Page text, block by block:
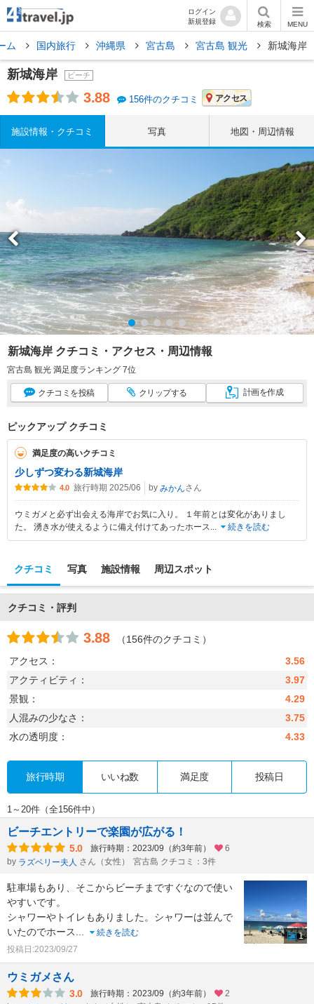
ログイン
新規登録
検索 MENU
ム 国内旅行 沖縄県 宮古島 宮古島 観光 新城海岸
新城海岸 ビーチ
3.88 156件のクチコミ アクセス
施設情報・クチコミ 写真 地図・周辺情報
新城海岸 クチコミ・アクセス・周辺情報
宮古島 観光 満足度ランキング 7位
クチコミ を投稿 クリップする 計画を作成
ピックアップ クチコミ
満足度の高いクチコミ
少しずつ変わる新城海岸
4.0 旅行時期 2025/06 by みかんさん
ウミガメと必ず出会える海岸でお気に入り。 １年前とは変化がありまし
た。 湧き水が使えるように備え付けてあったホース... 続きを読む
クチコミ 写真 施設情報 周辺スポット
クチコミ・評判
3.88
（156件のクチコミ）
アクセス：
3.56
アクティビティ：
3.97
景観：
4.29
人混みの少なさ：
3.75
水の透明度：
4.33
旅行時期 いいね数 満足度 投稿日
1～20件（全156件中）
ビーチエントリーで楽園が広がる！
5.0 旅行時期：2023/09（約3年前）
6
by ラズベリー夫人 さん（女性） 宮古島 クチコミ：3件
駐車場もあり、そこからビーチまですぐなので使い
やすいです。
シャワーやトイレもありました。シャワーは並んで
いたのでホース
続きを読む
投稿日:2023/09/27
1
ウミガメさん
3.0 旅行時期：2023/09（約3年前）
2